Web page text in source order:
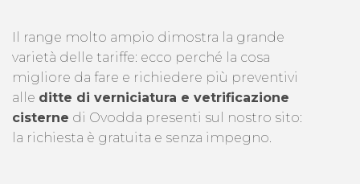
Il range molto ampio dimostra la grande
varietà delle tariffe: ecco perché la cosa
migliore da fare e richiedere più preventivi
alle ditte di verniciatura e vetrificazione
cisterne di Ovodda presenti sul nostro sito:
la richiesta è gratuita e senza impegno.